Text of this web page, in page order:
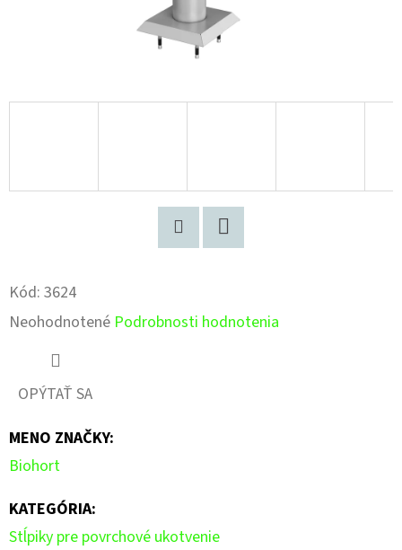
Kód: 3624
Priemerné
hodnotenie
produktu
0,0
z
5
hviezdičiek.
Neohodnotené Podrobnosti hodnotenia
OPÝTAŤ SA
MENO ZNAČKY:
Biohort
KATEGÓRIA:
Stĺpiky pre povrchové ukotvenie